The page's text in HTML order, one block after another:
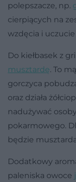
polepszacze, np.
cierpiących na
wzdęcia i uczucie
Do kiełbasek z
musztardę. To
gorczyca
oraz działa
nadużywać
pokarmowego.
będzie
Dodatkowy
paleniska owoce